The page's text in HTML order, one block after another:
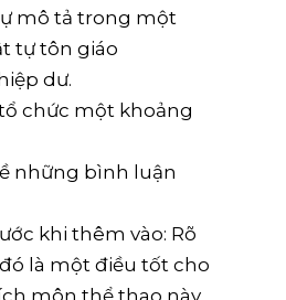
mô tả trong một
tự tôn giáo
dư.
chức một khoảng
những bình luận
khi thêm vào: Rõ
là một điều tốt cho